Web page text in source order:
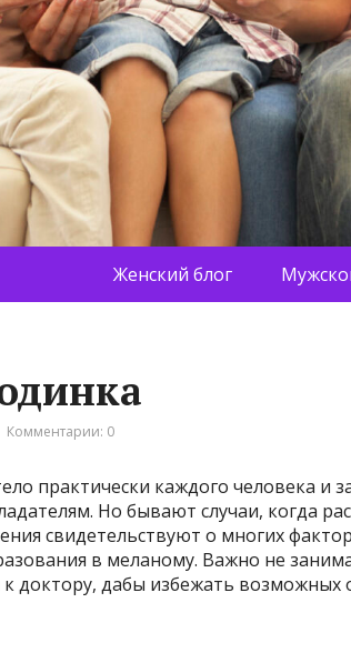
Женский блог
Комментарии: 0
практически каждого человека и
Но бывают случаи, когда
свидетельствуют о многих
в меланому. Важно не
доктору, дабы избежать возможных